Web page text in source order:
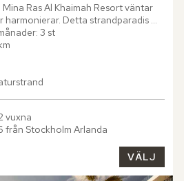
Ras Al Khaimah Resort väntar
harmonierar. Detta strandparadis
en gyllene sandstrand och
3 st
vuxna
från Stockholm Arlanda
VÄLJ